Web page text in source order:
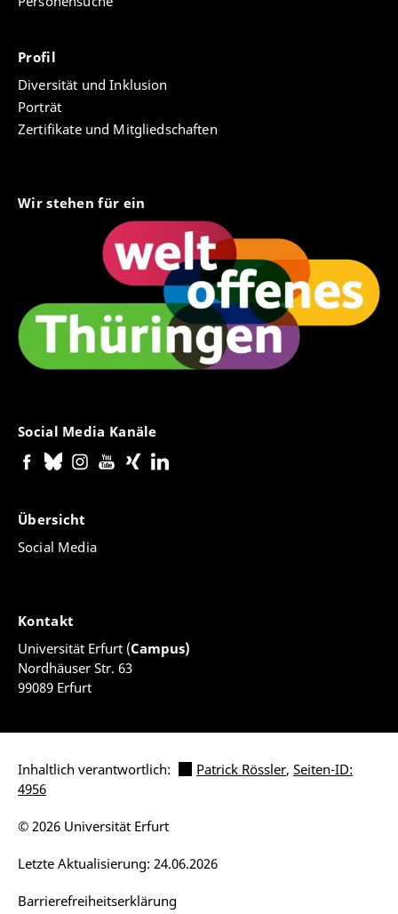
Profil
Diversität und Inklusion
Porträt
Zertifikate und Mitgliedschaften
Wir stehen für ein
Social Media Kanäle
Übersicht
Social Media
Kontakt
Universität Erfurt (Campus)
Nordhäuser Str. 63
99089 Erfurt
Inhaltlich verantwortlich: Patrick Rössler, Seiten-ID:
4956
Barrierefreiheitserklärung
Letzte Aktualisierung: 24.06.2026
© 2026 Universität Erfurt